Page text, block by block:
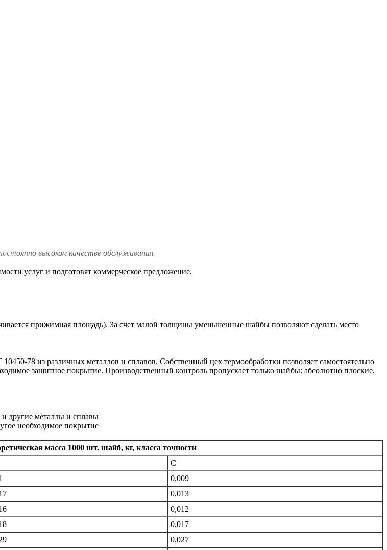
высоком качестве обслуживания.
услуг и подготовят коммерческое предложение.
прижимная площадь). За счет малой толщины уменьшенные шайбы позволяют сделать место
78 из различных металлов и сплавов. Собственный цех термообработки позволяет самостоятельно
защитное покрытие. Производственный контроль пропускает только шайбы: абсолютно плоские,
другие металлы и сплавы
необходимое покрытие
масса 1000 шт. шайб, кг, класса точности
С
0,009
0,013
0,012
0,017
0,027